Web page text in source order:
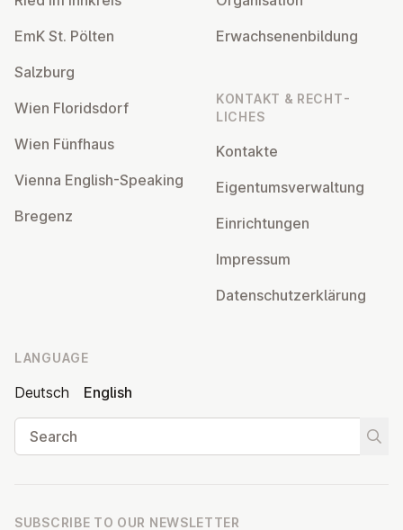
EmK St. Pölten
Salzburg
Wien Flor­idsdorf
Wien Fünfhaus
Vienna English-Speaking
Bregenz
Er­wach­sen­en­bildung
KONTAKT & RECHT­
LICHES
Kontakte
Ei­gentums­ver­wal­tung
Ein­rich­tun­gen
Impressum
Datens­chutzerklärung
LANGUAGE
Deutsch
English
Search
SUBSCRIBE TO OUR NEWSLETTER